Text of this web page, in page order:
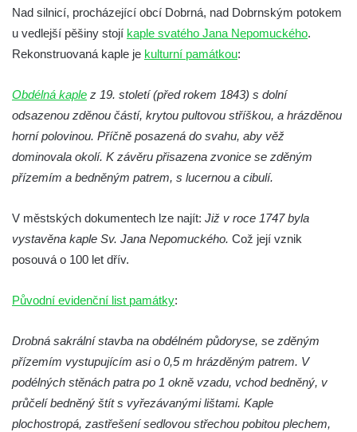
Kostel Obětování Panny Marie u kláštera
dominikánů v Českých Budějovicích
Kostel Všech svatých v Kamenném Újezdě
Kaple na křižovatce ulic Budějovická a
Dělnická v Kamenném Újezdě
Bývalý kostel svatých Filipa a Jakuba na
náměstí J. V. Kamarýta ve Velešíně
Kaple na hřbitově ve Velešíně
Kostel svatého Václava ve Velešíně
Poutní areál Římov
Římov
hrob
Křížová cesta Římov – XXIV. kaple – Pieta
Nad silnicí, procházející obcí Dobrná, nad Dobrnským potokem
u vedlejší pěšiny stojí kaple svatého Jana Nepomuckého.
Rekonstruovaná kaple je kulturní památkou:
Obdélná kaple z 19. století (před rokem 1843) s dolní
odsazenou zděnou částí, krytou pultovou stříškou, a hrázděnou
horní polovinou. Příčně posazená do svahu, aby věž
dominovala okolí. K závěru přisazena zvonice se zděným
přízemím a bedněným patrem, s lucernou a cibulí.
V městských dokumentech lze najít: Již v roce 1747 byla
vystavěna kaple Sv. Jana Nepomuckého. Což její vznik
posouvá o 100 let dřív.
Původní evidenční list památky:
Drobná sakrální stavba na obdélném půdoryse, se zděným
přízemím vystupujícím asi o 0,5 m hrázděným patrem. V
podélných stěnách patra po 1 okně vzadu, vchod bedněný, v
průčelí bedněný štít s vyřezávanými lištami. Kaple
plochostropá, zastřešení sedlovou střechou pobitou plechem,